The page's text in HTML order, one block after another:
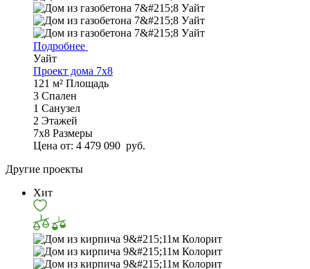
Подробнее
Уайт
Проект дома 7x8
121 м² Площадь
3 Спален
1 Санузел
2 Этажей
7x8 Размеры
Цена от: 4 479 090 руб.
Другие проекты
Хит